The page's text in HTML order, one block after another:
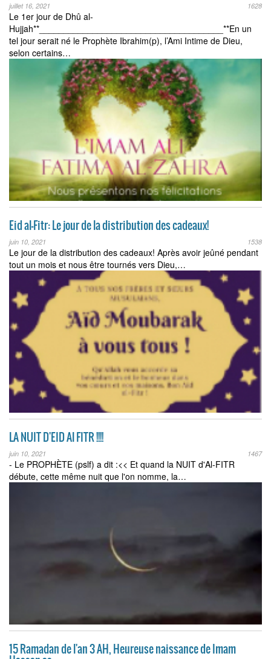
juillet 16, 2021 1628
Le 1er jour de Dhû al-
Hujjah**______________________________________**En un
tel jour serait né le Prophète Ibrahim(p), l’Ami Intime de Dieu,
selon certains…
Eid al-Fitr: Le jour de la distribution des cadeaux!
juin 10, 2021 1538
Le jour de la distribution des cadeaux! Après avoir jeûné pendant
tout un mois et nous être tournés vers Dieu,…
LA NUIT D'EID Al FITR !!!!
juin 10, 2021 1467
- Le PROPHÈTE (pslf) a dit :<< Et quand la NUIT d'Al-FITR
débute, cette même nuit que l'on nomme, la…
15 Ramadan de l'an 3 AH, Heureuse naissance de Imam